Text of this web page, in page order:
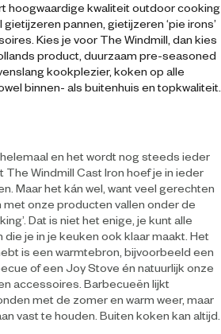
hoogwaardige kwaliteit outdoor cooking
pannen, gietijzeren ‘pie irons’
Kies je voor The Windmill, dan kies
product, duurzaam pre-seasoned
kookplezier, koken op alle
binnen- als buitenhuis en topkwaliteit.
en het wordt nog steeds ieder
The Windmill Cast Iron hoef je in ieder
Maar het kán wel, want veel gerechten
onze producten vallen onder de
Dat is niet het enige, je kunt alle
je in je keuken ook klaar maakt. Het
is een warmtebron, bijvoorbeeld een
of een Joy Stove én natuurlijk onze
accessoires. Barbecueën lijkt
met de zomer en warm weer, maar
vast te houden. Buiten koken kan altijd.